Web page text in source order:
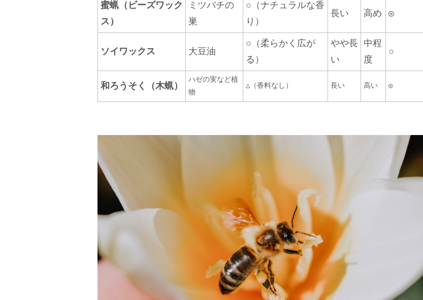
蜜蝋（ビーズワック
ス）
ミツバチの
巣
○（ナチュラルな香
り）
長い 高め ◎
ソイワックス 大豆油
○（柔らかく広が
る）
やや長
い
中程
度
○
和ろうそく（木蝋）
ハゼの実など植
物
△（香料なし） 長い 高い ◎